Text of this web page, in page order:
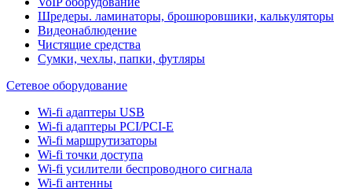
Шредеры. ламинаторы, брошюровшики, калькуляторы
Видеонаблюдение
Чистящие средства
Сумки, чехлы, папки, футляры
Сетевое оборудование
Wi-fi адаптеры USB
Wi-fi адаптеры PCI/PCI-E
Wi-fi маршрутизаторы
Wi-fi точки доступа
Wi-fi усилители беспроводного сигнала
Wi-fi антенны